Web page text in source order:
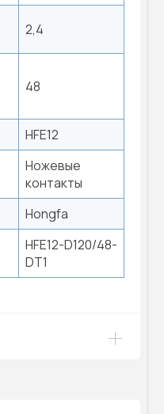
2,4
48
HFE12
Ножевые
контакты
Hongfa
HFE12-D120/48-
DT1